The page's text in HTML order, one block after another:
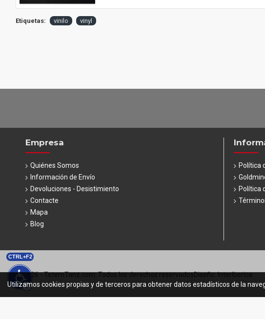
CTRL+F2
Etiquetas: vinilo vinyl
Empresa
Quiénes Somos
Información de Envío
Devoluciones - Desistimiento
Contacte
Mapa
Blog
Política
Política
© 2026 - TotemTanz.com. Todos los derechos reservadosDiseño: InterIberica
Utilizamos cookies propias y de terceros para obtener datos estadísticos de la